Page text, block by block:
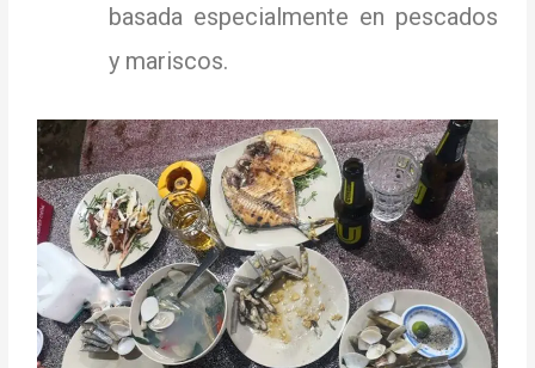
basada especialmente en pescados
y mariscos.